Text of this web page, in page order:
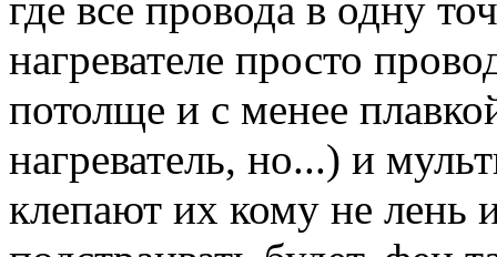
где все провода в одну
нагревателе просто
потолще и с менее
нагреватель, но...) и
клепают их кому не лень